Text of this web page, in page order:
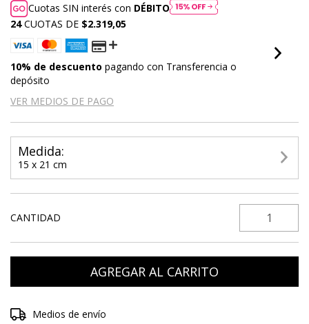
Cuotas SIN interés con DÉBITO
24 CUOTAS DE $2.319,05
10% de descuento pagando con Transferencia o
depósito
VER MEDIOS DE PAGO
Medida:
15 x 21 cm
CANTIDAD
Entregas para el CP:
Medios de envío